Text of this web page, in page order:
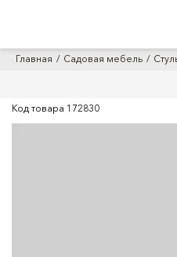
Главная Садовая мебель
Код товара 172830